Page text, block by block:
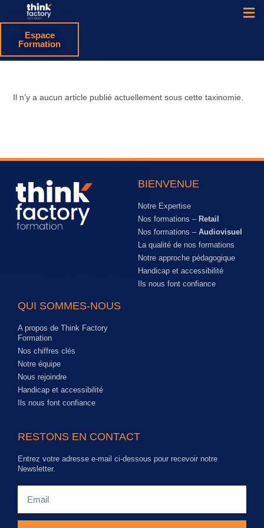
Espace
Formation
Il n’y a aucun article publié actuellement sous cette taxinomie.
BIENVENUE
Notre Expertise
Nos formations – Retail
Nos formations – Audiovisuel
La qualité de nos formations
Notre approche pédagogique
Handicap et accessibilité
Ils nous font confiance
QUI SOMMES-NOUS
A propos de Think Factory
Formation
Nos chiffres clés
Notre équipe
Nous rejoindre
Handicap et accessibilité
Ils nous font confiance
RESTONS EN CONTACT
Entrez votre adresse e-mail ci-dessous pour recevoir notre
Newsletter.